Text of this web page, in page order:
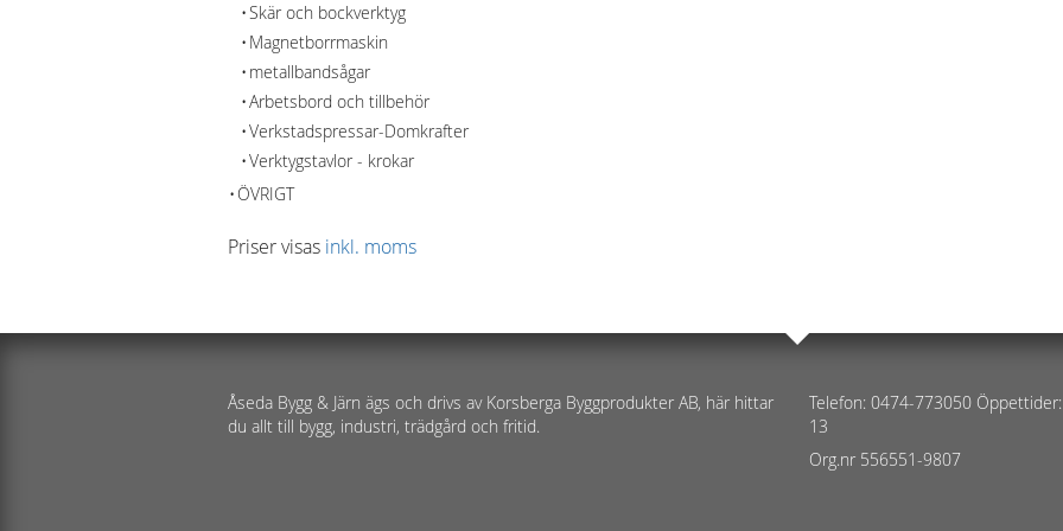
Skär och bockverktyg
Magnetborrmaskin
metallbandsågar
Arbetsbord och tillbehör
Verkstadspressar-Domkrafter
Verktygstavlor - krokar
ÖVRIGT
Priser visas inkl. moms
Åseda Bygg & Järn ägs och drivs av Korsberga Byggprodukter AB, här hittar
du allt till bygg, industri, trädgård och fritid.
Telefon: 0474-773050
13
Org.nr 556551-9807